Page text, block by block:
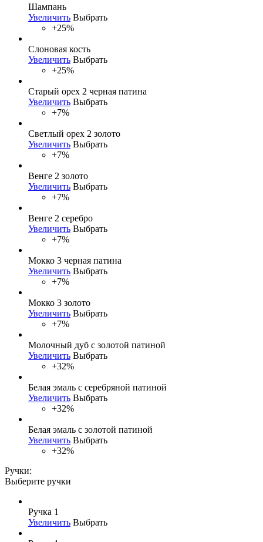
Шампань
Увеличить Выбрать
+25%
Слоновая кость
Увеличить Выбрать
+25%
Старый орех 2 черная патина
Увеличить Выбрать
+7%
Светлый орех 2 золото
Увеличить Выбрать
+7%
Венге 2 золото
Увеличить Выбрать
+7%
Венге 2 серебро
Увеличить Выбрать
+7%
Мокко 3 черная патина
Увеличить Выбрать
+7%
Мокко 3 золото
Увеличить Выбрать
+7%
Молочный дуб с золотой патиной
Увеличить Выбрать
+32%
Белая эмаль с серебряной патиной
Увеличить Выбрать
+32%
Белая эмаль с золотой патиной
Увеличить Выбрать
+32%
Ручки:
Выберите ручки
Ручка 1
Увеличить Выбрать